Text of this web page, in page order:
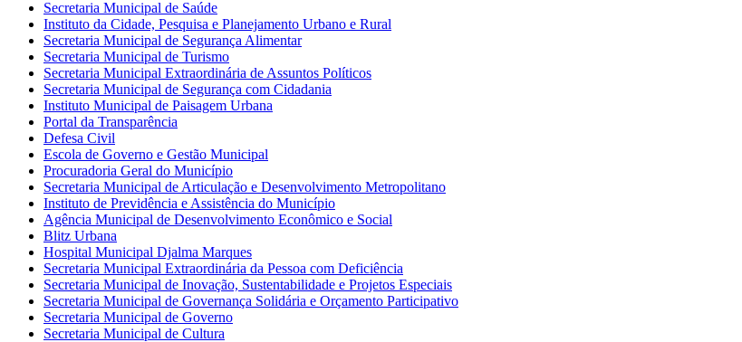
Secretaria Municipal de Saúde
Instituto da Cidade, Pesquisa e Planejamento Urbano e Rural
Secretaria Municipal de Segurança Alimentar
Secretaria Municipal de Turismo
Secretaria Municipal Extraordinária de Assuntos Políticos
Secretaria Municipal de Segurança com Cidadania
Instituto Municipal de Paisagem Urbana
Portal da Transparência
Defesa Civil
Escola de Governo e Gestão Municipal
Procuradoria Geral do Município
Secretaria Municipal de Articulação e Desenvolvimento Metropolitano
Instituto de Previdência e Assistência do Município
Agência Municipal de Desenvolvimento Econômico e Social
Blitz Urbana
Hospital Municipal Djalma Marques
Secretaria Municipal Extraordinária da Pessoa com Deficiência
Secretaria Municipal de Inovação, Sustentabilidade e Projetos Especiais
Secretaria Municipal de Governança Solidária e Orçamento Participativo
Secretaria Municipal de Governo
Secretaria Municipal de Cultura